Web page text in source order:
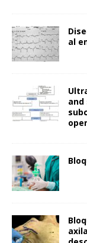
al
and